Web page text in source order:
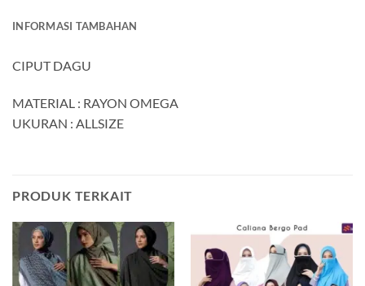
INFORMASI TAMBAHAN
CIPUT DAGU
MATERIAL : RAYON OMEGA
UKURAN : ALLSIZE
PRODUK TERKAIT